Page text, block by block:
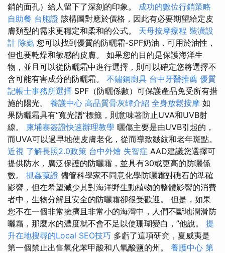
銷的面孔）給人留下了深刻的印象。 成功的數位行銷策略
自助餐 台胞證 該構圖對應於價格，因此有必要期望給定皮
膚類型的需求更穩定和柔和的公式。 天母按摩療程 裝潢設
計 除蟲 您可以找到優質的防曬霜-SPF奶油，可用於油性，
但也要乾燥和敏感的皮膚。 如果您的目的是保護海洋生
物，並且可以從防曬霜中進行選擇，則可以確定您將選擇不
含可能有害成分的防曬霜。 不鏽鋼廚具 台中牙醫推薦 優質
記帳士事務所選擇 SPF（防曬係數）可保護產品免受所有措
施的陽光。 養護中心 高品質骨灰罈介紹 全身放鬆按摩 如
果防曬霜具有“寬光譜”標籤，則意味著防止UVA和UVB射
線。 柬埔寨簽證快速辦理教學 曬傷主要是由UVB引起的，
而UVA可以過早地使皮膚老化，從而導致皺紋和老年斑點。
近視 了解長照2.0政策 台中外燴 失智症 AAD建議您選擇可
提供防水，廣泛保護的防曬霜，並具有30或更高的防曬係
數。 抓姦蒐證 儘管科學家不同意化學防曬霜對礁石的準確
影響，但在希望減少其對海洋野生動植物的整體影響的消費
者中，生物分解且安全的防曬霜卻很受歡迎。 但是，如果
您不在一個非常擁擠且非常小的海灣中，人們不斷地潤滑防
曬霜，那麼水的濃度就不會不足以使珊瑚變白，”他說。 提
升在地搜尋的Local SEO技巧 多虧了這項研究，夏威夷是
第一個禁止出售氧化苯甲酸和八氧酸鹽的州。 養護中心 第